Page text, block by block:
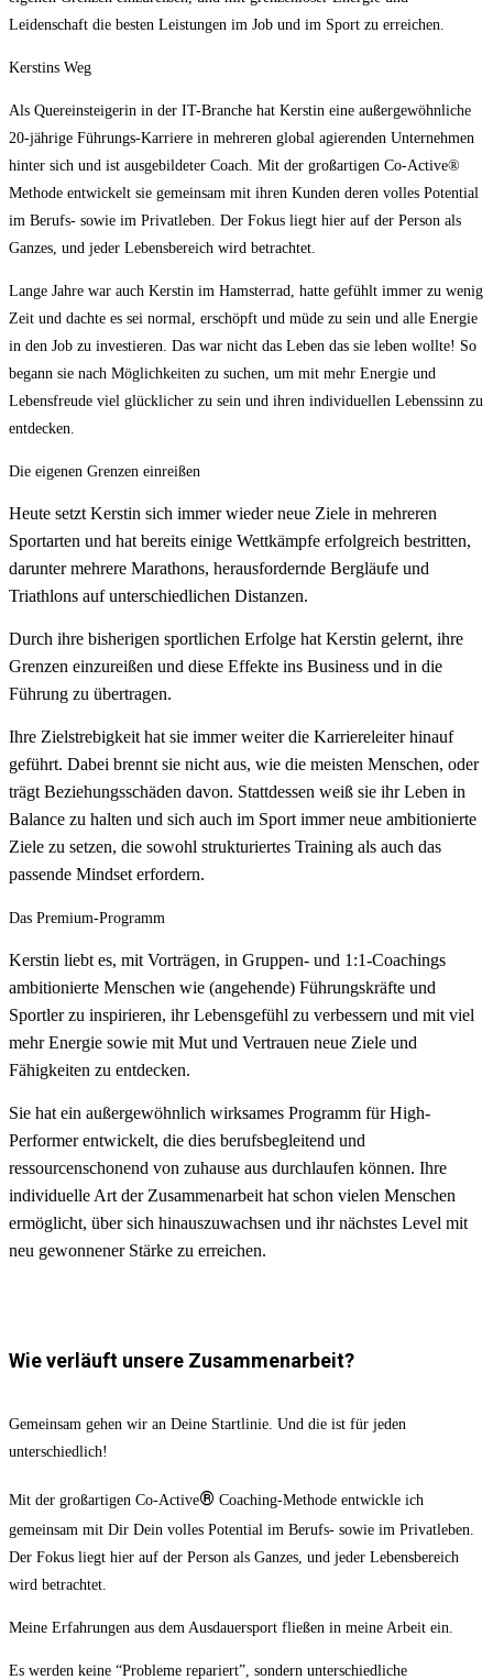
Leidenschaft die besten Leistungen im Job und im Sport zu erreichen.
Kerstins Weg
Als Quereinsteigerin in der IT-Branche hat Kerstin eine außergewöhnliche
20-jährige Führungs-Karriere in mehreren global agierenden Unternehmen
hinter sich und ist ausgebildeter Coach. Mit der großartigen Co-Active®
Methode entwickelt sie gemeinsam mit ihren Kunden deren volles Potential
im Berufs- sowie im Privatleben. Der Fokus liegt hier auf der Person als
Ganzes, und jeder Lebensbereich wird betrachtet.
Lange Jahre war auch Kerstin im Hamsterrad, hatte gefühlt immer zu wenig
Zeit und dachte es sei normal, erschöpft und müde zu sein und alle Energie
in den Job zu investieren. Das war nicht das Leben das sie leben wollte! So
begann sie nach Möglichkeiten zu suchen, um mit mehr Energie und
Lebensfreude viel glücklicher zu sein und ihren individuellen Lebenssinn zu
entdecken.
Die eigenen Grenzen einreißen
Heute setzt Kerstin sich immer wieder neue Ziele in mehreren
Sportarten und hat bereits einige Wettkämpfe erfolgreich bestritten,
darunter mehrere Marathons, herausfordernde Bergläufe und
Triathlons auf unterschiedlichen Distanzen.
Durch ihre bisherigen sportlichen Erfolge hat Kerstin gelernt, ihre
Grenzen einzureißen und diese Effekte ins Business und in die
Führung zu übertragen.
Ihre Zielstrebigkeit hat sie immer weiter die Karriereleiter hinauf
geführt. Dabei brennt sie nicht aus, wie die meisten Menschen, oder
trägt Beziehungsschäden davon. Stattdessen weiß sie ihr Leben in
Balance zu halten und sich auch im Sport immer neue ambitionierte
Ziele zu setzen, die sowohl strukturiertes Training als auch das
passende Mindset erfordern.
Das Premium-Programm
Kerstin liebt es, mit Vorträgen, in Gruppen- und 1:1-Coachings
ambitionierte Menschen wie (angehende) Führungskräfte und
Sportler zu inspirieren, ihr Lebensgefühl zu verbessern und mit viel
mehr Energie sowie mit Mut und Vertrauen neue Ziele und
Fähigkeiten zu entdecken.
Sie hat ein außergewöhnlich wirksames Programm für High-
Performer entwickelt, die dies berufsbegleitend und
ressourcenschonend von zuhause aus durchlaufen können. Ihre
individuelle Art der Zusammenarbeit hat schon vielen Menschen
ermöglicht, über sich hinauszuwachsen und ihr nächstes Level mit
neu gewonnener Stärke zu erreichen.
Wie verläuft unsere Zusammenarbeit?
Gemeinsam gehen wir an Deine Startlinie. Und die ist für jeden
unterschiedlich!
Mit der großartigen Co-Active® Coaching-Methode entwickle ich
gemeinsam mit Dir Dein volles Potential im Berufs- sowie im Privatleben.
Der Fokus liegt hier auf der Person als Ganzes, und jeder Lebensbereich
wird betrachtet.
Meine Erfahrungen aus dem Ausdauersport fließen in meine Arbeit ein.
Es werden keine “Probleme repariert”, sondern unterschiedliche